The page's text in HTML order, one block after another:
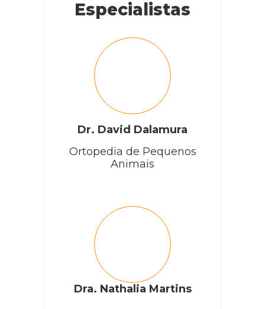
Especialistas
Dr. David Dalamura
Ortopedia de Pequenos
Animais
Dra. Nathalia Martins